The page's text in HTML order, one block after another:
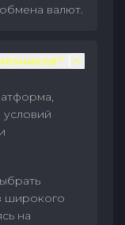
валют.
условий
широкого
на